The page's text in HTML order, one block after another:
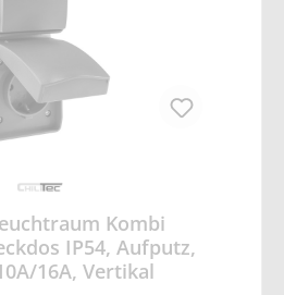
Kombi
IP54, Aufputz,
16A, Vertikal